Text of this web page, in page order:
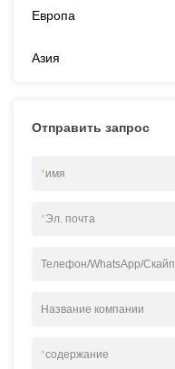
Европа
Азия
Отправить запрос
*имя
*Эл. почта
Телефон/WhatsApp/Скайп
Название компании
*содержание